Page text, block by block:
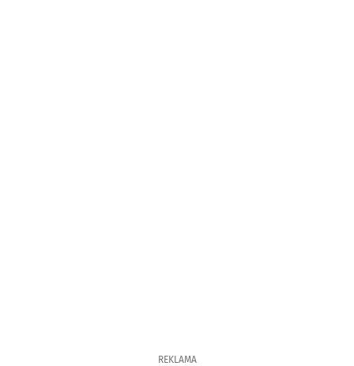
REKLAMA